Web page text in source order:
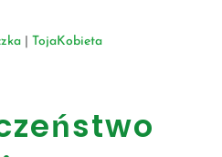
| TojaKobieta